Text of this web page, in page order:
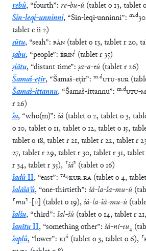
rebû, “fourth”: re-bu-ú (tableto 13,tableto
Sin-leqi-unninni, “Sin-leqi-unninni”: m.d30
tabletcii2)
sūtu, “seah”: BÁN (tableto 13,tabletr20,
ṣābu, “people”: ÉRIN! (tabletr35)
ṣiātu, “distant time”: ṣa-a-tú (tabletr26)
Šamaš-eṭir, “Šamaš-eṭir”: m.dUTU-SUR (
Šamaš-ittannu, “Šamaš-ittannu”: m.dUTU-
r26)
ša, “who(m)”: šá (tableto2,tableto3,
o 10,tableto 11,tableto 12,tableto 15,
tableto 18,tabletr21,tabletr22,tabletr
27,tabletr29,tabletr30,tabletr31,tablet
r34,tabletr35), ⸢šá⸣ (tableto 16)
šadûII, “east”: tu₁₅KUR.RA (tableto4,tablet
šalāšā'û, “one-thirtieth”: šá-la-ša-mu-ú (
⸢mu⸣-[ú] (tableto 19),šá-la-šá-mu-ú (
šalšu, “third”: šal-šú (tableto 14,tabletr21,
šanītuII, “something other”: šá-ni-tu₄ (
šaplû, “lower”: KIú (tableto3,tableto6), ⸢